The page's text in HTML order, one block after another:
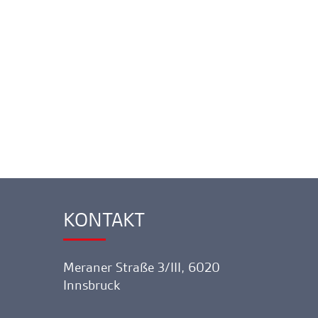
Ankerlink
KONTAKT
Meraner Straße 3/III, 6020
Innsbruck